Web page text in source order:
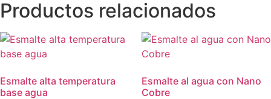
Productos relacionados
Esmalte alta temperatura
base agua
Esmalte al agua con Nano
Cobre